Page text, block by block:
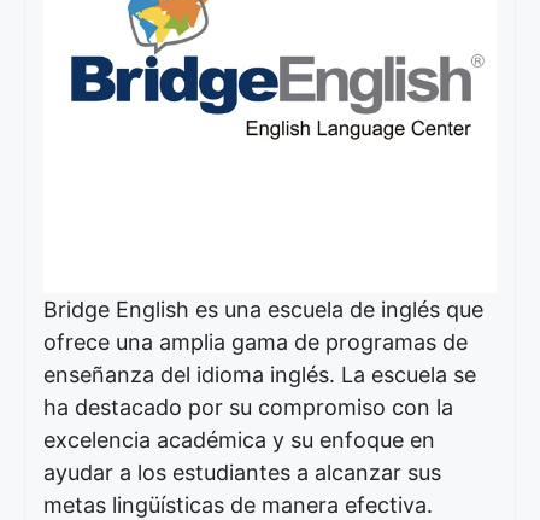
Bridge English es una escuela de inglés que
ofrece una amplia gama de programas de
enseñanza del idioma inglés. La escuela se
ha destacado por su compromiso con la
excelencia académica y su enfoque en
ayudar a los estudiantes a alcanzar sus
metas lingüísticas de manera efectiva.